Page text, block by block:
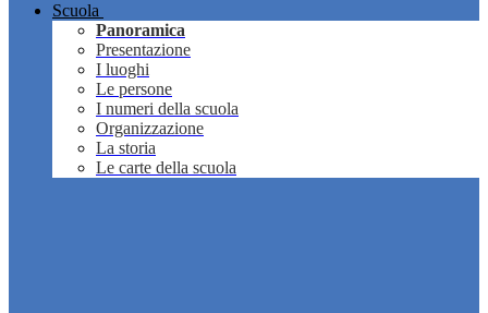
Scuola
Panoramica
Presentazione
I luoghi
Le persone
I numeri della scuola
Organizzazione
La storia
Le carte della scuola